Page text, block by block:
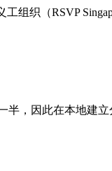
组织（RSVP
，因此在本地建